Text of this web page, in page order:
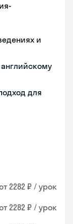
и
английскому
для
2282 ₽ / урок
2282 ₽ / урок